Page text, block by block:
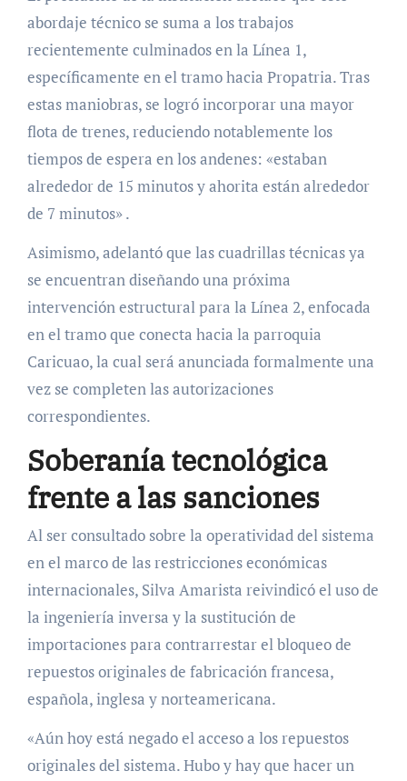
abordaje técnico se suma a los trabajos
recientemente culminados en la Línea 1,
específicamente en el tramo hacia Propatria. Tras
estas maniobras, se logró incorporar una mayor
flota de trenes, reduciendo notablemente los
tiempos de espera en los andenes: «estaban
alrededor de 15 minutos y ahorita están alrededor
de 7 minutos» .
Asimismo, adelantó que las cuadrillas técnicas ya
se encuentran diseñando una próxima
intervención estructural para la Línea 2, enfocada
en el tramo que conecta hacia la parroquia
Caricuao, la cual será anunciada formalmente una
vez se completen las autorizaciones
correspondientes.
Soberanía tecnológica
frente a las sanciones
Al ser consultado sobre la operatividad del sistema
en el marco de las restricciones económicas
internacionales, Silva Amarista reivindicó el uso de
la ingeniería inversa y la sustitución de
importaciones para contrarrestar el bloqueo de
repuestos originales de fabricación francesa,
española, inglesa y norteamericana.
«Aún hoy está negado el acceso a los repuestos
originales del sistema. Hubo y hay que hacer un